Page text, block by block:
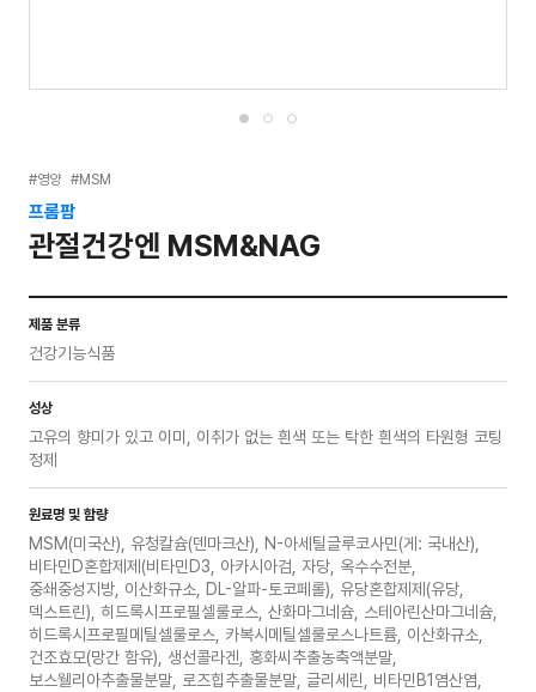
#영양 #MSM
프롬팜
관절건강엔 MSM&NAG
제품 분류
건강기능식품
성상
고유의 향미가 있고 이미, 이취가 없는 흰색 또는 탁한 흰색의 타원형 코팅
정제
원료명 및 함량
MSM(미국산), 유청칼슘(덴마크산), N-아세틸글루코사민(게: 국내산),
비타민D혼합제제(비타민D3, 아카시아검, 자당, 옥수수전분,
중쇄중성지방, 이산화규소, DL-알파-토코페롤), 유당혼합제제(유당,
덱스트린), 히드록시프로필셀룰로스, 산화마그네슘, 스테아린산마그네슘,
히드록시프로필메틸셀룰로스, 카복시메틸셀룰로스나트륨, 이산화규소,
건조효모(망간 함유), 생선콜라겐, 홍화씨추출농축액분말,
보스웰리아추출물분말, 로즈힙추출물분말, 글리세린, 비타민B1염산염,